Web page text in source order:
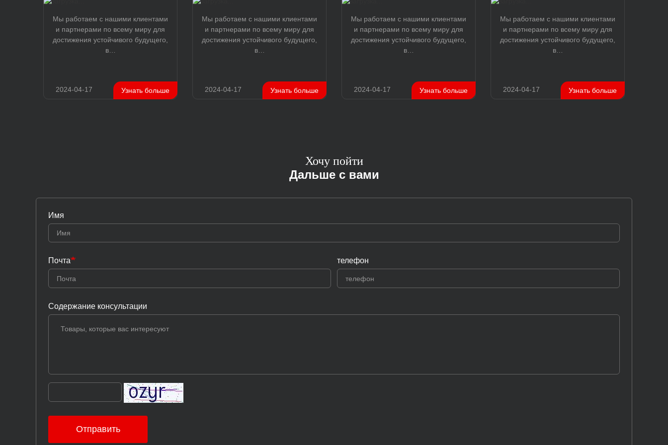
Мы работаем с нашими клиентами
и партнерами по всему миру для
достижения устойчивого будущего,
в…
2024-04-17 Узнать больше
Мы работаем с нашими клиентами
и партнерами по всему миру для
достижения устойчивого будущего,
в…
2024-04-17 Узнать больше
Мы работаем с нашими клиентами
и партнерами по всему миру для
достижения устойчивого будущего,
в…
2024-04-17 Узнать больше
Мы работаем с нашими клиентами
и партнерами по всему миру для
достижения устойчивого будущего,
в…
2024-04-17 Узнать больше
Хочу пойти
Дальше с вами
Имя
Почта телефон
Содержание консультации
Отправить